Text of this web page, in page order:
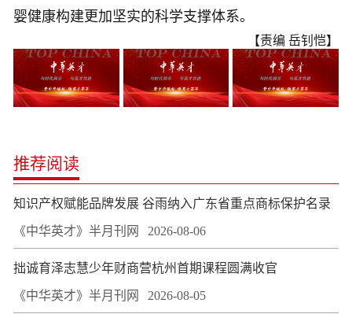
婴健康构建更加坚实的科学支撑体系。
【责编 岳钊恺】
推荐阅读
知识产权赋能品牌发展 谷雨纳入广东省重点商标保护名录
《中华英才》半月刊网 2026-08-06
拙诚育泽志慧少年财商营杭州首期课程圆满收官
《中华英才》半月刊网 2026-08-05